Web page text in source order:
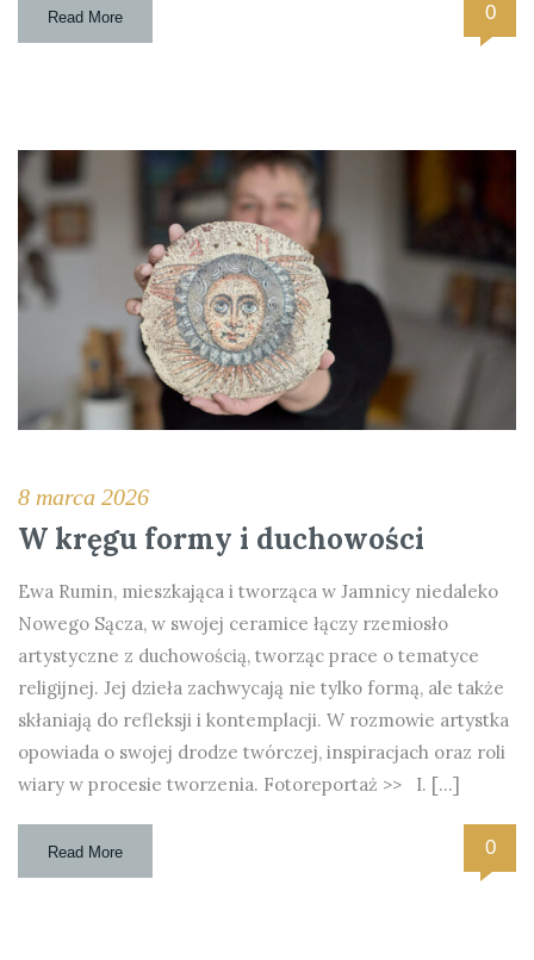
Read More 0
8 marca 2026
W kręgu formy i duchowości
Ewa Rumin, mieszkająca i tworząca w Jamnicy niedaleko
Nowego Sącza, w swojej ceramice łączy rzemiosło
artystyczne z duchowością, tworząc prace o tematyce
religijnej. Jej dzieła zachwycają nie tylko formą, ale także
skłaniają do refleksji i kontemplacji. W rozmowie artystka
opowiada o swojej drodze twórczej, inspiracjach oraz roli
wiary w procesie tworzenia. Fotoreportaż >> I. […]
Read More 0